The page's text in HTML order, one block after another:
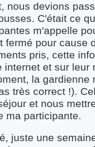
nous devions
C'était ce
m'appelle
fermé pour cause
pris, cette
internet et sur
la gardienne
très correct !).
et nous
ma participante.
juste une